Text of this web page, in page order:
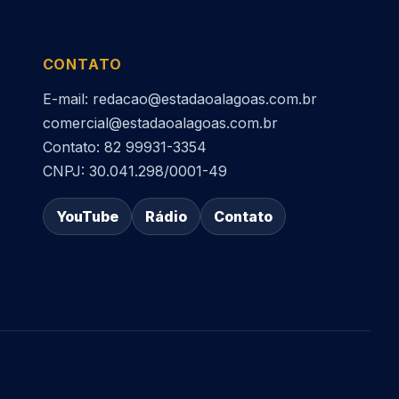
CONTATO
E-mail: redacao@estadaoalagoas.com.br
comercial@estadaoalagoas.com.br
Contato: 82 99931-3354
CNPJ: 30.041.298/0001-49
YouTube Rádio Contato